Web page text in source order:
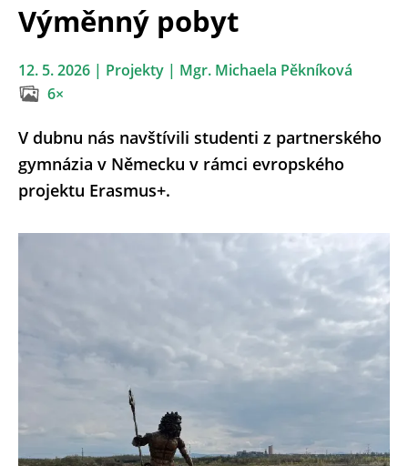
Výměnný pobyt
12. 5. 2026 | Projekty | Mgr. Michaela Pěkníková
6×
V dubnu nás navštívili studenti z partnerského
gymnázia v Německu v rámci evropského
projektu Erasmus+.